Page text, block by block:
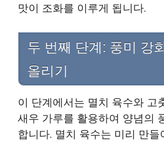
맛이 조화를 이루게 됩니다.
두 번째 단계: 풍미 강
올리기
이 단계에서는 멸치 육수와 고
새우 가루를 활용하여 양념의
합니다. 멸치 육수는 미리 만들